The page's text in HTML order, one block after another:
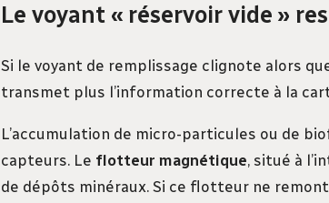
Le voyant « réservoir vide »
Si le voyant de remplissage clignote alors
transmet plus l’information correcte à la
L’accumulation de micro-particules ou de
capteurs. Le flotteur magnétique, situé à
de dépôts minéraux. Si ce flotteur ne